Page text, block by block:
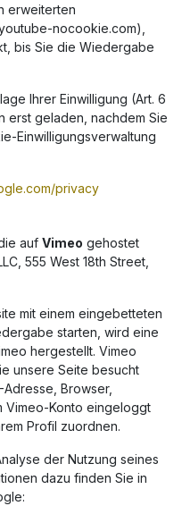
erweiterten
nocookie.com),
bis Sie die Wiedergabe
Ihrer Einwilligung (Art. 6
erst geladen, nachdem Sie
Einwilligungsverwaltung
privacy
auf Vimeo gehostet
555 West 18th Street,
mit einem eingebetteten
starten, wird eine
hergestellt. Vimeo
unsere Seite besucht
Browser,
Vimeo-Konto eingeloggt
Profil zuordnen.
der Nutzung seines
dazu finden Sie in